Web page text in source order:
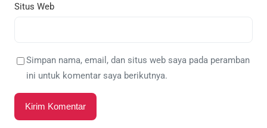
Situs Web
Simpan nama, email, dan situs web saya pada peramban
ini untuk komentar saya berikutnya.